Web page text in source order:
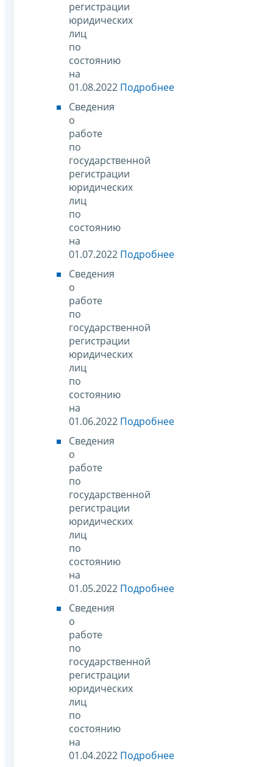
регистрации
юридических
лиц
по
состоянию
на
01.08.2022 Подробнее
Сведения
о
работе
по
государственной
регистрации
юридических
лиц
по
состоянию
на
01.07.2022 Подробнее
Сведения
о
работе
по
государственной
регистрации
юридических
лиц
по
состоянию
на
01.06.2022 Подробнее
Сведения
о
работе
по
государственной
регистрации
юридических
лиц
по
состоянию
на
01.05.2022 Подробнее
Сведения
о
работе
по
государственной
регистрации
юридических
лиц
по
состоянию
на
01.04.2022 Подробнее